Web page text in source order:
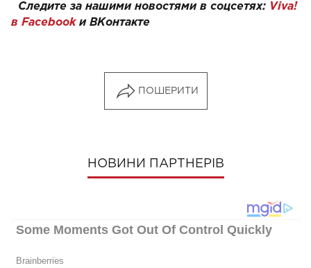
Следите за нашими новостями в соцсетях: Viva!
в Facebookи ВКонтакте
ПОШЕРИТИ
НОВИНИ ПАРТНЕРІВ